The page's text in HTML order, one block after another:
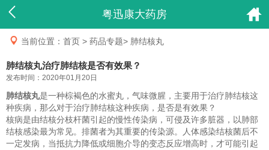
粤迅康大药房
 当前位置： 首页 > 药品专题> 肺结核丸
肺结核丸治疗肺结核是否有效果？
发布时间：2020年01月20日
肺结核丸是一种棕褐色的水蜜丸，气味微腥，主要用于治疗肺结核这
种疾病，那么对于治疗肺结核这种疾病，是否是有效果？
核病是由结核分枝杆菌引起的慢性传染病，可侵及许多脏器，以肺部
结核感染最为常见。排菌者为其重要的传染源。人体感染结核菌后不
一定发病，当抵抗力降低或细胞介导的变态反应增高时，才可能引起